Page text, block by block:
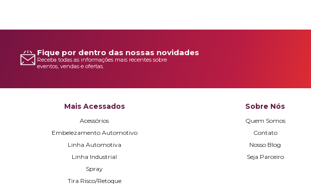
Fique por dentro das nossas novidades
Receba todas as informações mais recentes sobre
eventos, vendas e ofertas.
Mais Acessados
Acessórios
Embelezamento Automotivo
Linha Automotiva
Linha Industrial
Spray
Tira Risco/Retoque
Sobre Nós
Quem Somos
Contato
Nosso Blog
Seja Parceiro